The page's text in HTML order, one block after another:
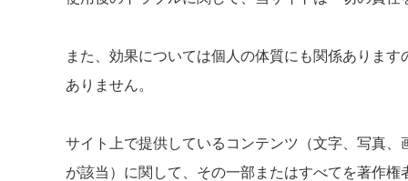
また、効果については個人の体質にも関係あります
ありません。
サイト上で提供しているコンテンツ（文字、写真
が該当）に関して、 その一部またはすべてを著作